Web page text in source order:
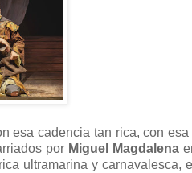
esa cadencia tan rica, con
por Miguel Magdalena
ultramarina y carnavalesca,